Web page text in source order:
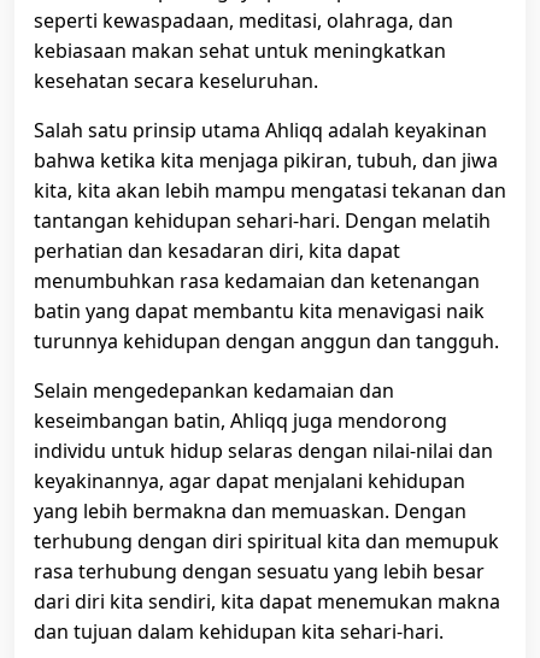
seperti kewaspadaan, meditasi, olahraga, dan
kebiasaan makan sehat untuk meningkatkan
kesehatan secara keseluruhan.
Salah satu prinsip utama Ahliqq adalah keyakinan
bahwa ketika kita menjaga pikiran, tubuh, dan jiwa
kita, kita akan lebih mampu mengatasi tekanan dan
tantangan kehidupan sehari-hari. Dengan melatih
perhatian dan kesadaran diri, kita dapat
menumbuhkan rasa kedamaian dan ketenangan
batin yang dapat membantu kita menavigasi naik
turunnya kehidupan dengan anggun dan tangguh.
Selain mengedepankan kedamaian dan
keseimbangan batin, Ahliqq juga mendorong
individu untuk hidup selaras dengan nilai-nilai dan
keyakinannya, agar dapat menjalani kehidupan
yang lebih bermakna dan memuaskan. Dengan
terhubung dengan diri spiritual kita dan memupuk
rasa terhubung dengan sesuatu yang lebih besar
dari diri kita sendiri, kita dapat menemukan makna
dan tujuan dalam kehidupan kita sehari-hari.